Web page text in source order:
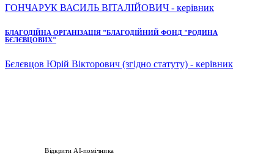
ГОНЧАРУК ВАСИЛЬ ВІТАЛІЙОВИЧ - керівник
БЛАГОДІЙНА ОРГАНІЗАЦІЯ "БЛАГОДІЙНИЙ ФОНД "РОДИНА
БЄЛЄВЦОВИХ"
Бєлєвцов Юрій Вікторович (згідно статуту) - керівник
Відкрити AI-помічника